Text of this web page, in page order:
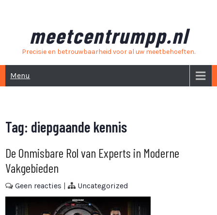
meetcentrumpp.nl
Precisie en betrouwbaarheid voor al uw meetbehoeften.
Menu
Tag: diepgaande kennis
De Onmisbare Rol van Experts in Moderne
Vakgebieden
Geen reacties | Uncategorized